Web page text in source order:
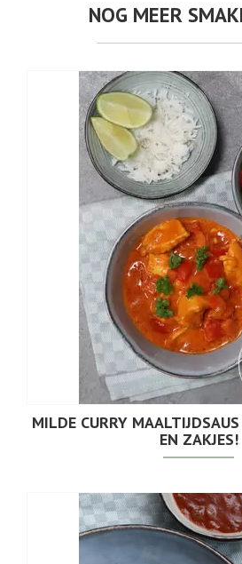
NOG MEER
MILDE CURRY
EN ZAKJES!